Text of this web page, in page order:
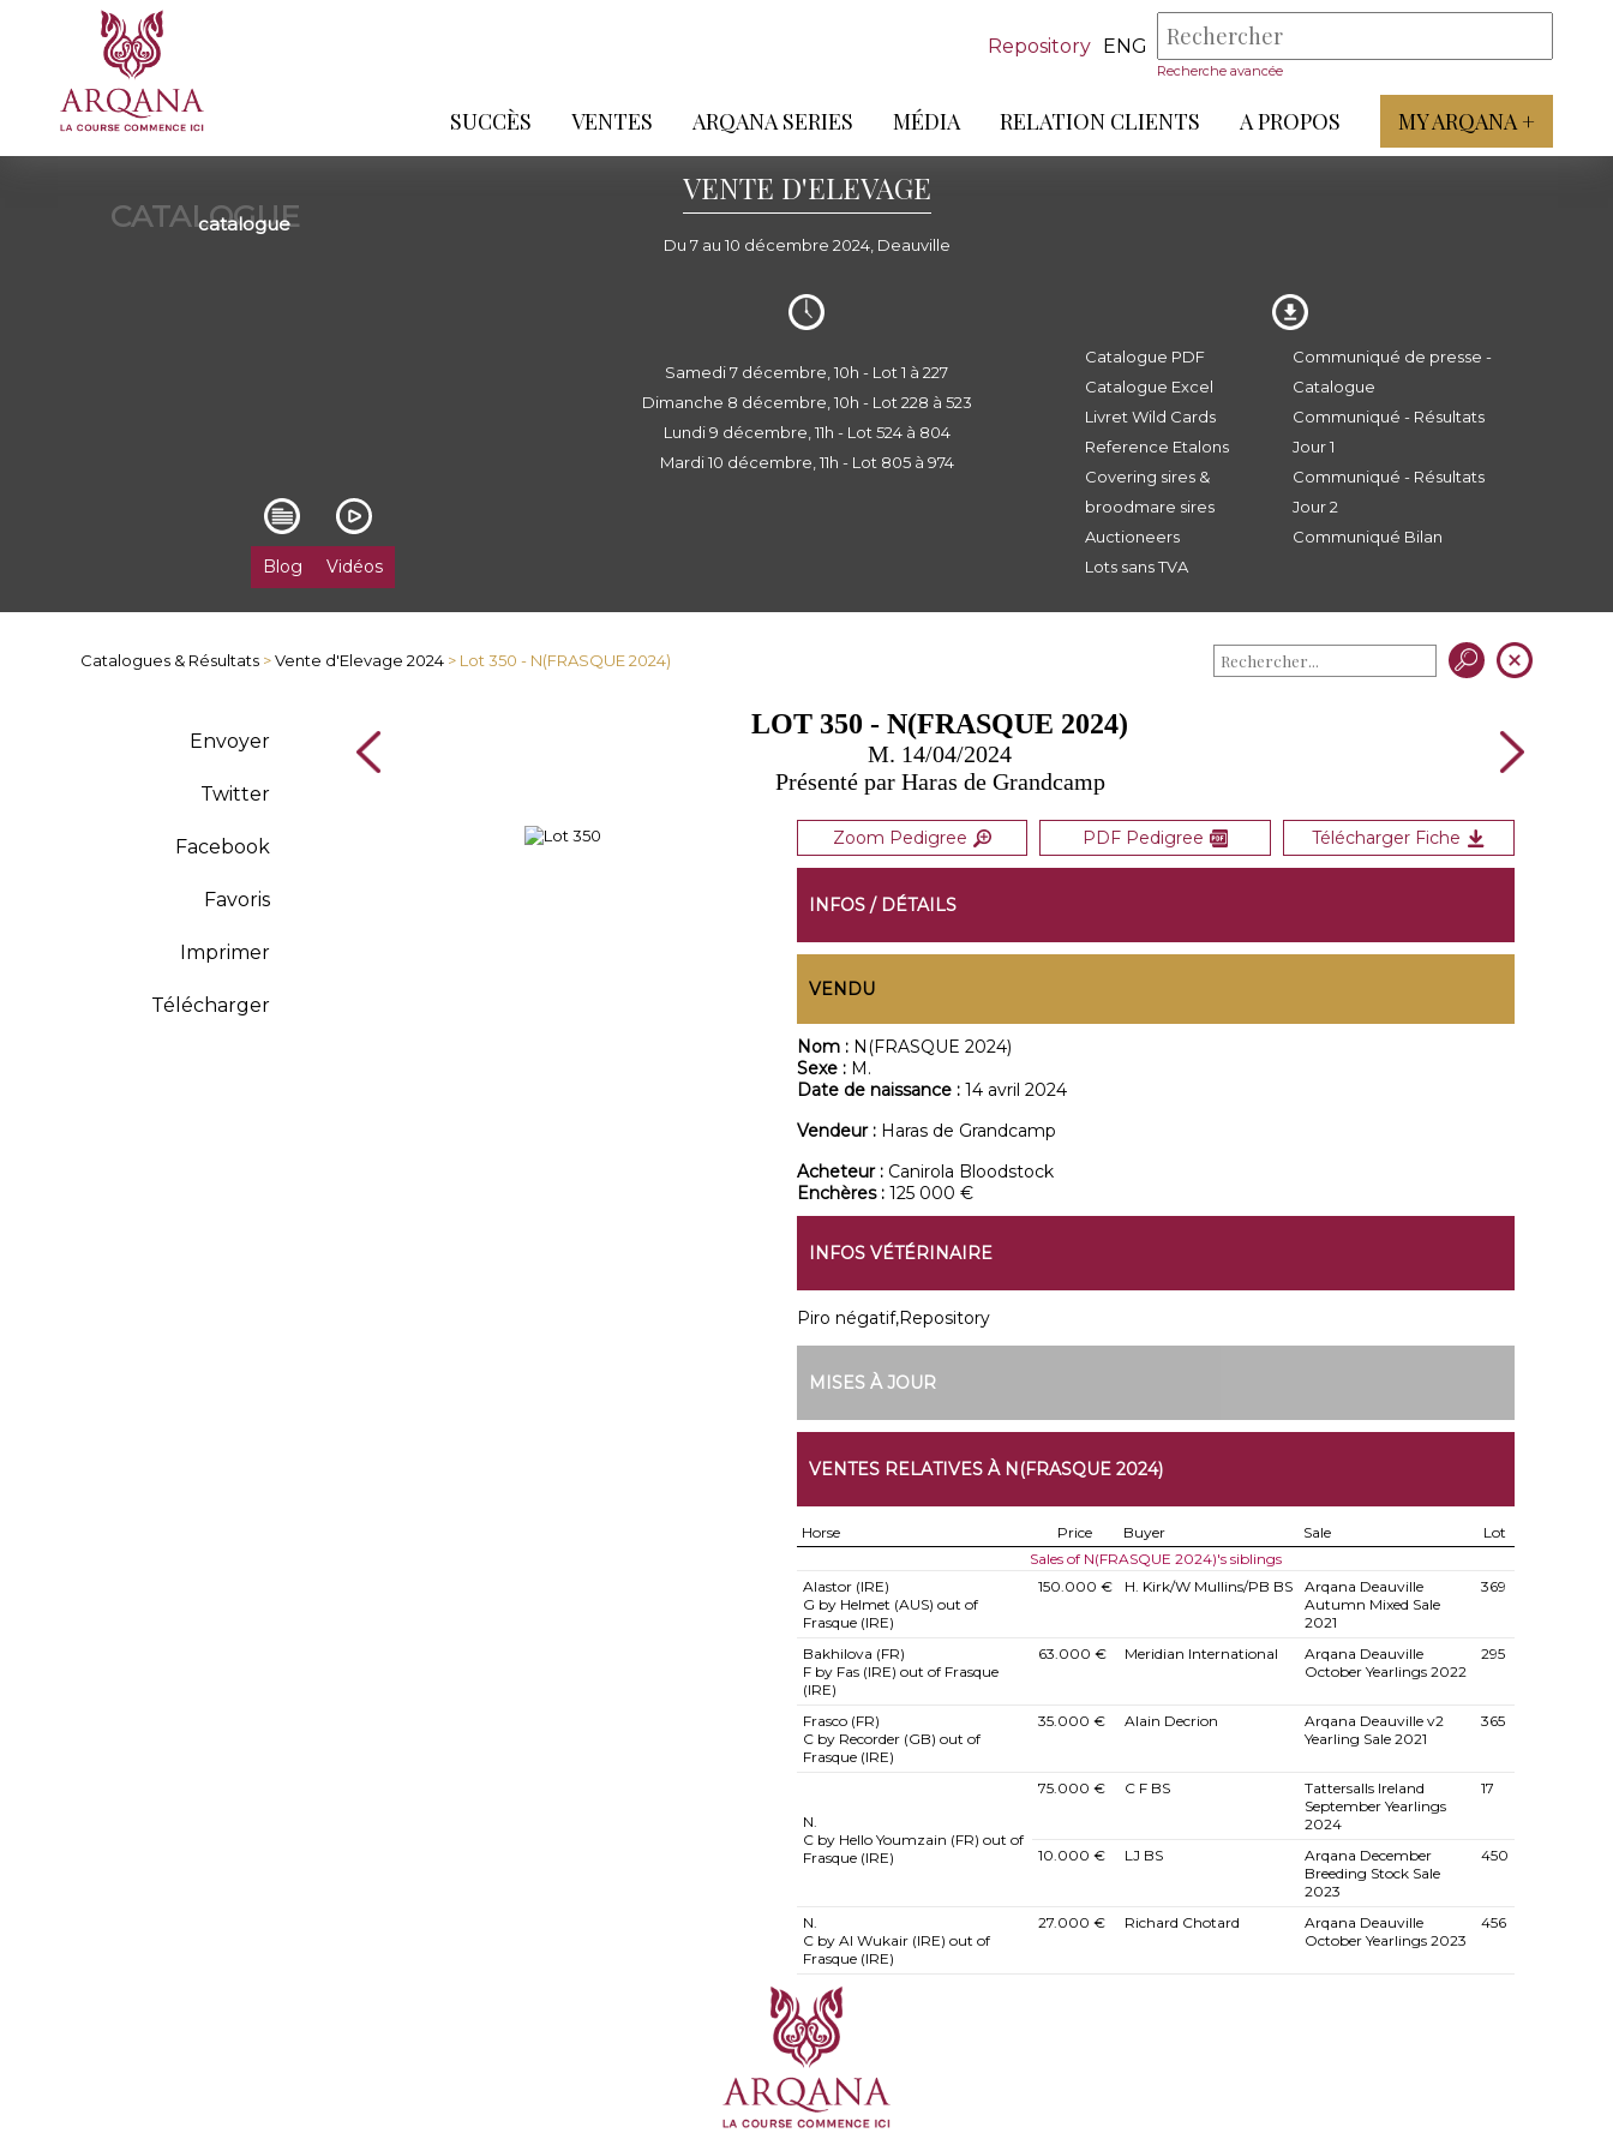
Repository ENG
Recherche avancée
SUCCÈS VENTES ARQANA SERIES MÉDIA RELATION CLIENTS A PROPOS MY ARQANA +
CATALOGUE
catalogue
VENTE D'ELEVAGE
Du 7 au 10 décembre 2024, Deauville
Blog Vidéos
Samedi 7 décembre, 10h - Lot 1 à 227
Dimanche 8 décembre, 10h - Lot 228 à 523
Lundi 9 décembre, 11h - Lot 524 à 804
Mardi 10 décembre, 11h - Lot 805 à 974
Catalogue PDF
Catalogue Excel
Livret Wild Cards
Reference Etalons
Covering sires &
broodmare sires
Auctioneers
Lots sans TVA
Communiqué de presse -
Catalogue
Communiqué - Résultats
Jour 1
Communiqué - Résultats
Jour 2
Communiqué Bilan
Catalogues & Résultats >Vente d'Elevage 2024 > Lot 350 - N(FRASQUE 2024)
Envoyer
Twitter
Facebook
Favoris
Imprimer
Télécharger
LOT 350 - N(FRASQUE 2024)
M. 14/04/2024
Présenté par Haras de Grandcamp
Zoom Pedigree PDF Pedigree Télécharger Fiche
INFOS / DÉTAILS
VENDU
Nom : N(FRASQUE 2024)
Sexe : M.
Date de naissance : 14 avril 2024
Vendeur : Haras de Grandcamp
Acheteur : Canirola Bloodstock
Enchères : 125 000 €
INFOS VÉTÉRINAIRE
Piro négatif,Repository
MISES À JOUR
VENTES RELATIVES À N(FRASQUE 2024)
Horse Price Buyer Sale
Lot
Sales of N(FRASQUE 2024)'s siblings
Alastor (IRE)
G by Helmet (AUS) out of
Frasque (IRE)
150.000 € H. Kirk/W Mullins/PB BS
Arqana Deauville
Autumn Mixed Sale
2021
369
Bakhilova (FR)
F by Fas (IRE) out of Frasque
(IRE)
63.000 € Meridian International
Arqana Deauville
October Yearlings 2022
295
Frasco (FR)
C by Recorder (GB) out of
Frasque (IRE)
35.000 € Alain Decrion
Arqana Deauville v2
Yearling Sale 2021
365
N.
C by Hello Youmzain (FR) out of
Frasque (IRE)
75.000 € C F BS
Tattersalls Ireland
September Yearlings
2024
17
10.000 € LJ BS
Arqana December
Breeding Stock Sale
2023
450
N.
C by Al Wukair (IRE) out of
Frasque (IRE)
27.000 € Richard Chotard
Arqana Deauville
October Yearlings 2023
456